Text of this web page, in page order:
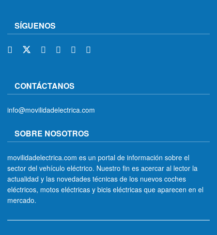
SÍGUENOS
CONTÁCTANOS
info@movilidadelectrica.com
SOBRE NOSOTROS
movilidadelectrica.com es un portal de información sobre el
sector del vehículo eléctrico. Nuestro fin es acercar al lector la
actualidad y las novedades técnicas de los nuevos coches
eléctricos, motos eléctricas y bicis eléctricas que aparecen en el
mercado.